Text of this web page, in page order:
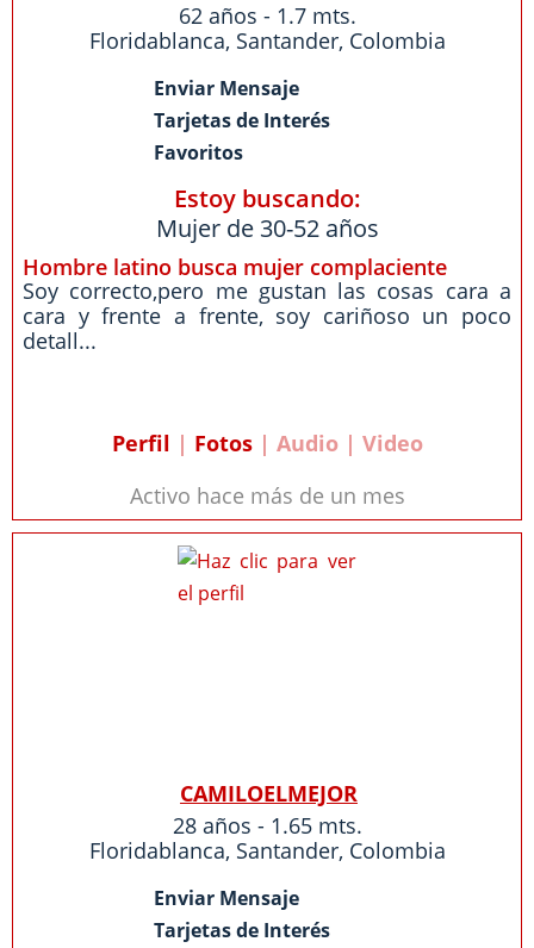
62 años - 1.7 mts.
Floridablanca, Santander, Colombia
Enviar Mensaje
Tarjetas de Interés
Favoritos
Estoy buscando:
Mujer de 30-52 años
Hombre latino busca mujer complaciente
Soy correcto,pero me gustan las cosas cara a
cara y frente a frente, soy cariñoso un poco
detall...
Perfil | Fotos| Audio | Video
Activo hace más de un mes
CAMILOELMEJOR
28 años - 1.65 mts.
Floridablanca, Santander, Colombia
Enviar Mensaje
Tarjetas de Interés